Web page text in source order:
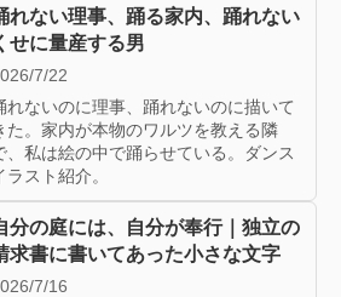
れない理事、踊る家内、踊れない
せに量産する男
7/22
れないのに理事、踊れないのに描いて
た。家内が本物のワルツを教える隣
、私は絵の中で踊らせている。ダンス
ラスト紹介。
分の庭には、自分が奉行｜独立の
求書に書いてあった小さな文字
7/16